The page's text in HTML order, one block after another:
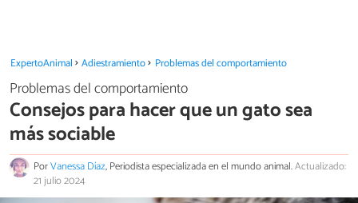
ExpertoAnimal Adiestramiento Problemas del comportamiento
Problemas del comportamiento
Consejos para hacer que un gato sea
más sociable
PorVanessa Díaz, Periodista especializada en el mundo animal.Actualizado:
21 julio 2024